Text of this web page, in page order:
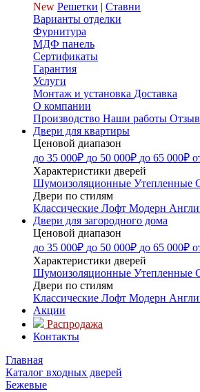
New Решетки | Ставни
Варианты отделки
Фурнитура
МДФ панель
Сертификаты
Гарантия
Услуги
Монтаж и установка Доставка
О компании
Производство Наши работы
Двери для квартиры
Ценовой диапазон
до 35 000₽ до 50 000₽ до 65 000₽
Характеристики дверей
Шумоизоляционные Утепленные
Двери по стилям
Классические Лофт Модерн
Двери для загородного дома
Ценовой диапазон
до 35 000₽ до 50 000₽ до 65 000₽
Характеристики дверей
Шумоизоляционные Утепленные
Двери по стилям
Классические Лофт Модерн
Акции
Распродажа
Контакты
Главная
Каталог входных дверей
Бежевые